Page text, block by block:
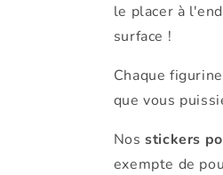
le placer à
surface !
Chaque
que vous
Nosstickers
exempte de